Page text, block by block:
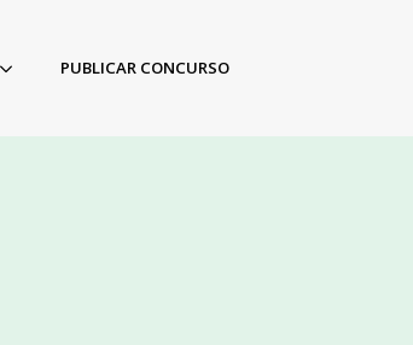
PUBLICAR CONCURSO